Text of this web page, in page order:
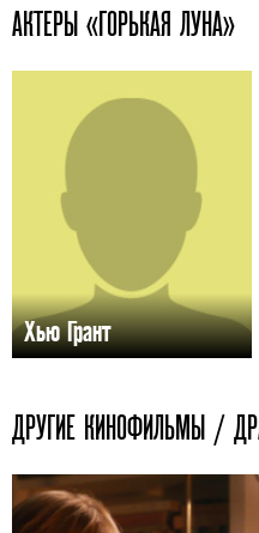
АКТЕРЫ «ГОРЬКАЯ ЛУНА»
Хью Грант
ДРУГИЕ КИНОФИЛЬМЫ /